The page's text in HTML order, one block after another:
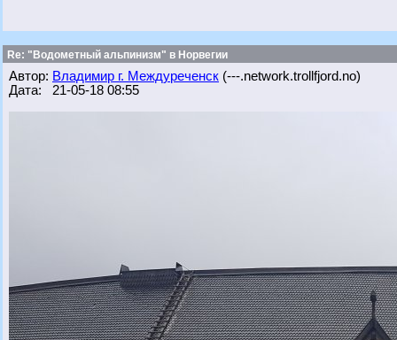
Re: "Водометный альпинизм" в Норвегии
Автор: Владимир г. Междуреченск (---.network.trollfjord.no)
Дата: 21-05-18 08:55